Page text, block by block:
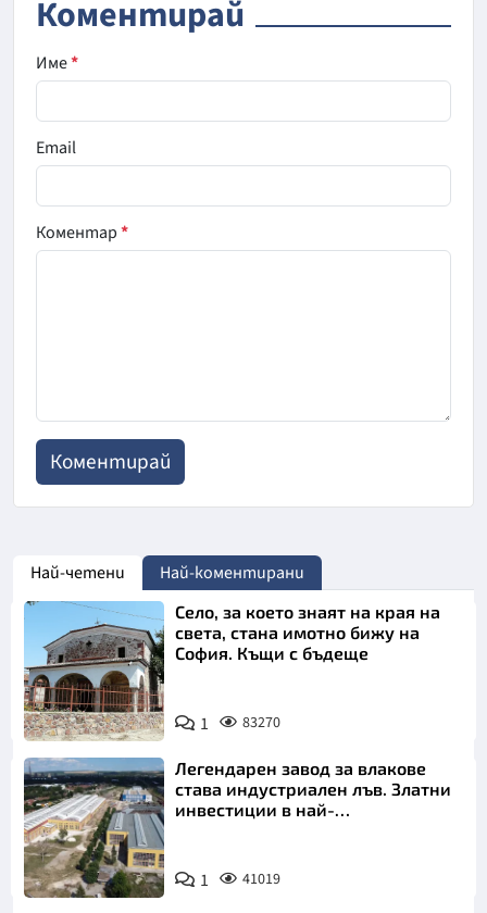
Коментирай
Име*
Email
Коментар*
Най-четени Най-коментирани
Село, за което знаят на края на
света, стана имотно бижу на
София. Къщи с бъдеще
1 83270
Легендарен завод за влакове
става индустриален лъв. Златни
инвестиции в най-
1 41019